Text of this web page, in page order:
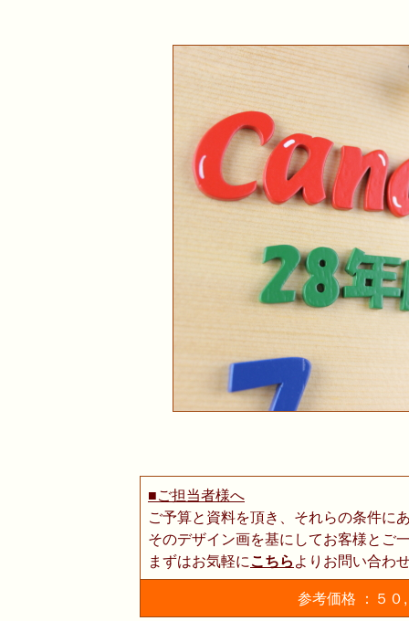
■ご担当者様へ
ご予算と資料を頂き、それらの条件に
そのデザイン画を基にしてお客様とご
まずはお気軽にこちらよりお問い合わ
参考価格 ：５